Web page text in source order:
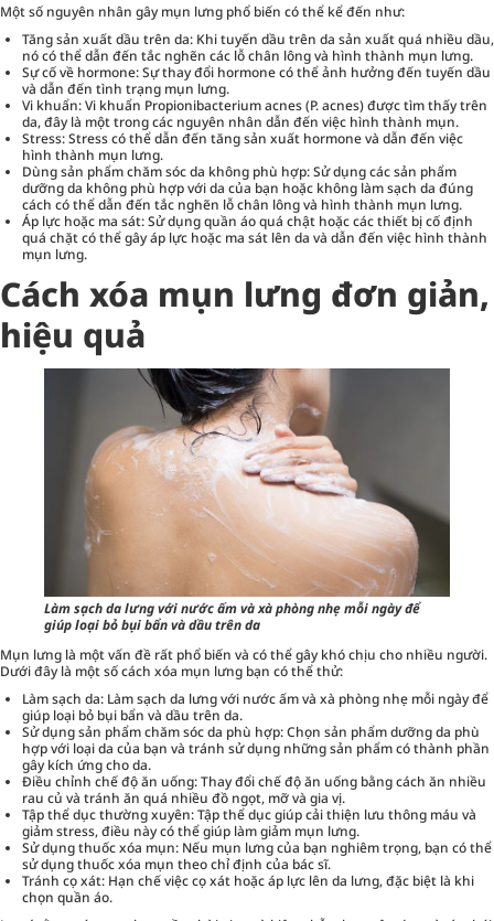
Một số nguyên nhân gây mụn lưng phổ biến có thể kể đến như:
Tăng sản xuất dầu trên da: Khi tuyến dầu trên da sản xuất quá nhiều dầu,
nó có thể dẫn đến tắc nghẽn các lỗ chân lông và hình thành mụn lưng.
Sự cố về hormone: Sự thay đổi hormone có thể ảnh hưởng đến tuyến dầu
và dẫn đến tình trạng mụn lưng.
Vi khuẩn: Vi khuẩn Propionibacterium acnes (P. acnes) được tìm thấy trên
da, đây là một trong các nguyên nhân dẫn đến việc hình thành mụn.
Stress: Stress có thể dẫn đến tăng sản xuất hormone và dẫn đến việc
hình thành mụn lưng.
Dùng sản phẩm chăm sóc da không phù hợp: Sử dụng các sản phẩm
dưỡng da không phù hợp với da của bạn hoặc không làm sạch da đúng
cách có thể dẫn đến tắc nghẽn lỗ chân lông và hình thành mụn lưng.
Áp lực hoặc ma sát: Sử dụng quần áo quá chật hoặc các thiết bị cố định
quá chặt có thể gây áp lực hoặc ma sát lên da và dẫn đến việc hình thành
mụn lưng.
Cách xóa mụn lưng đơn giản,
hiệu quả
Làm sạch da lưng với nước ấm và xà phòng nhẹ mỗi ngày để
giúp loại bỏ bụi bẩn và dầu trên da
Mụn lưng là một vấn đề rất phổ biến và có thể gây khó chịu cho nhiều người.
Dưới đây là một số cách xóa mụn lưng bạn có thể thử:
Làm sạch da: Làm sạch da lưng với nước ấm và xà phòng nhẹ mỗi ngày để
giúp loại bỏ bụi bẩn và dầu trên da.
Sử dụng sản phẩm chăm sóc da phù hợp: Chọn sản phẩm dưỡng da phù
hợp với loại da của bạn và tránh sử dụng những sản phẩm có thành phần
gây kích ứng cho da.
Điều chỉnh chế độ ăn uống: Thay đổi chế độ ăn uống bằng cách ăn nhiều
rau củ và tránh ăn quá nhiều đồ ngọt, mỡ và gia vị.
Tập thể dục thường xuyên: Tập thể dục giúp cải thiện lưu thông máu và
giảm stress, điều này có thể giúp làm giảm mụn lưng.
Sử dụng thuốc xóa mụn: Nếu mụn lưng của bạn nghiêm trọng, bạn có thể
sử dụng thuốc xóa mụn theo chỉ định của bác sĩ.
Tránh cọ xát: Hạn chế việc cọ xát hoặc áp lực lên da lưng, đặc biệt là khi
chọn quần áo.